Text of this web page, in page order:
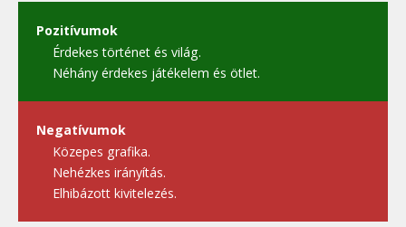
Pozitívumok
Érdekes történet és világ.
Néhány érdekes játékelem és ötlet.
Negatívumok
Közepes grafika.
Nehézkes irányítás.
Elhibázott kivitelezés.